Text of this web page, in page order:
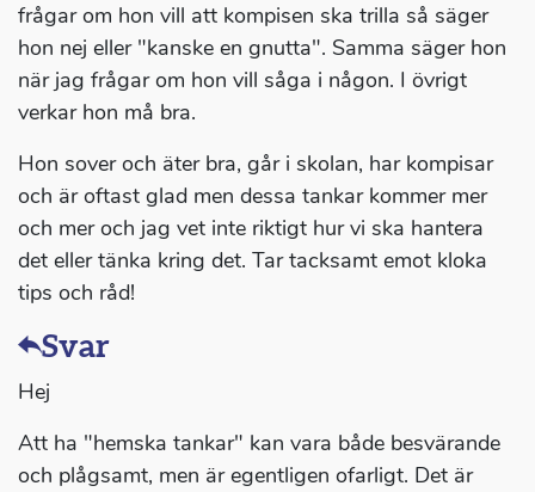
frågar om hon vill att kompisen ska trilla så säger
hon nej eller "kanske en gnutta". Samma säger hon
när jag frågar om hon vill såga i någon. I övrigt
verkar hon må bra.
Hon sover och äter bra, går i skolan, har kompisar
och är oftast glad men dessa tankar kommer mer
och mer och jag vet inte riktigt hur vi ska hantera
det eller tänka kring det. Tar tacksamt emot kloka
tips och råd!
Svar
Hej
Att ha "hemska tankar" kan vara både besvärande
och plågsamt, men är egentligen ofarligt. Det är